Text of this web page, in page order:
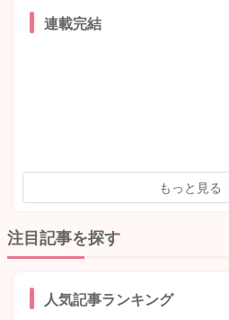
連載完結
もっと見る
注目記事を探す
人気記事ランキング